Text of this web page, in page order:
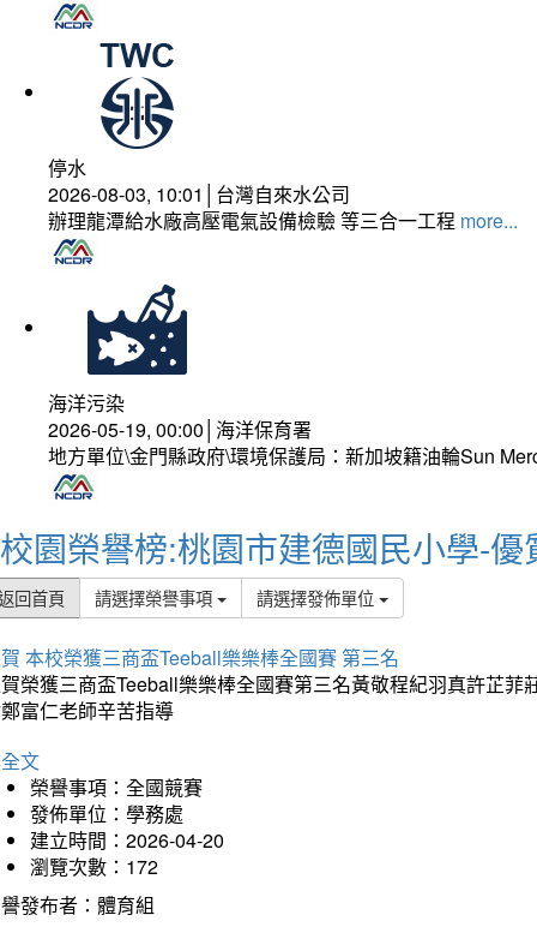
停水
2026-08-03, 10:01│台灣自來水公司
辦理龍潭給水廠高壓電氣設備檢驗 等三合一工程 more...
海洋污染
2026-05-19, 00:00│海洋保育署
地方單位\金門縣政府\環境保護局：新加坡籍油輪Sun
校園榮譽榜:桃園市建德國民小學-優
回首頁 請選擇榮譽事項 請選擇發佈單位
本校榮獲三商盃Teeball樂樂棒全國賽 第三名
榮獲三商盃Teeball樂樂棒全國賽第三名黃敬程紀羽真許芷
富仁老師辛苦指導
文
榮譽事項：全國競賽
發佈單位：學務處
建立時間：2026-04-20
瀏覽次數：172
發布者：體育組